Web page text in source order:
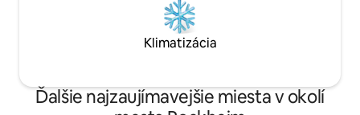
Klimatizácia
Ďalšie najzaujímavejšie miesta v okolí